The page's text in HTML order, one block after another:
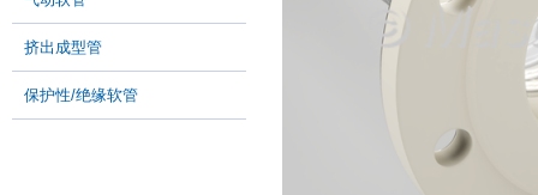
挤出成型管
保护性/绝缘软管